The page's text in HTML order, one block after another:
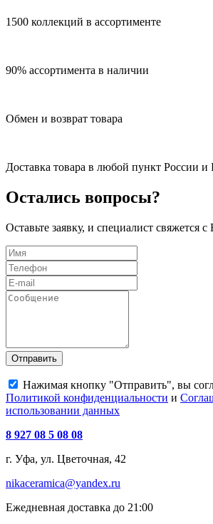
1500 коллекций в ассортименте
90% ассортимента в наличии
Обмен и возврат товара
Доставка товара в любой пункт России и
Остались вопросы?
Оставьте заявку, и специалист свяжется
Отправить
Нажимая кнопку "Отправить", вы
Политикой конфиденциальности и
использовании данных
8 927 08 5 08 08
г. Уфа, ул. Цветочная, 42
nikaceramica@yandex.ru
Ежедневная доставка до 21:00